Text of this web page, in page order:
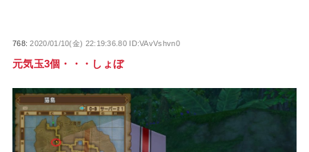
768:2020/01/10(金) 22:19:36.80 ID:VAvVshvn0
元気玉3個・・・しょぼ